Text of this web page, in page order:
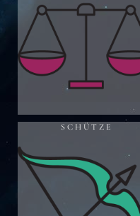
SCHÜTZE